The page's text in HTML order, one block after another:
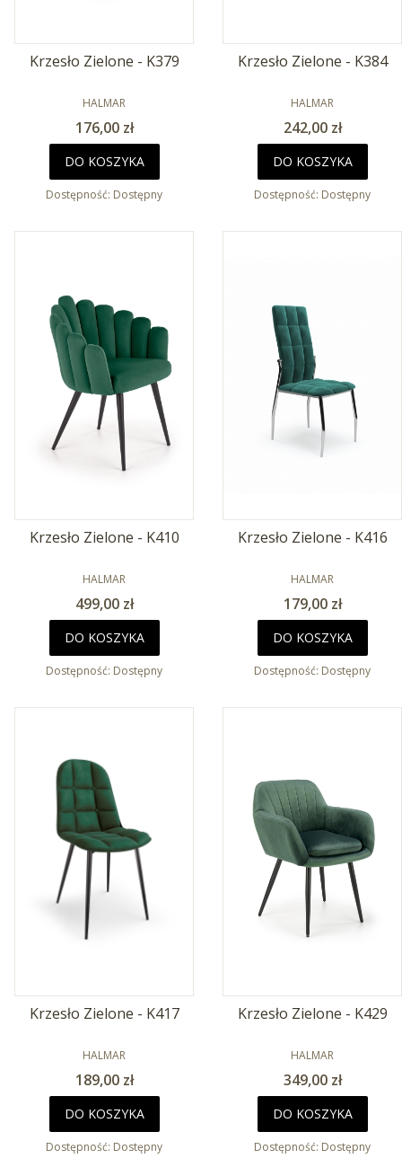
Krzesło Zielone - K379
PRODUCENT
HALMAR
Cena
176,00 zł
DO KOSZYKA
Dostępność: Dostępny
Krzesło Zielone - K384
PRODUCENT
HALMAR
Cena
242,00 zł
DO KOSZYKA
Dostępność: Dostępny
Krzesło Zielone - K410
PRODUCENT
HALMAR
Cena
499,00 zł
DO KOSZYKA
Dostępność: Dostępny
Krzesło Zielone - K416
PRODUCENT
HALMAR
Cena
179,00 zł
DO KOSZYKA
Dostępność: Dostępny
Krzesło Zielone - K417
PRODUCENT
HALMAR
Cena
189,00 zł
DO KOSZYKA
Dostępność: Dostępny
Krzesło Zielone - K429
PRODUCENT
HALMAR
Cena
349,00 zł
DO KOSZYKA
Dostępność: Dostępny